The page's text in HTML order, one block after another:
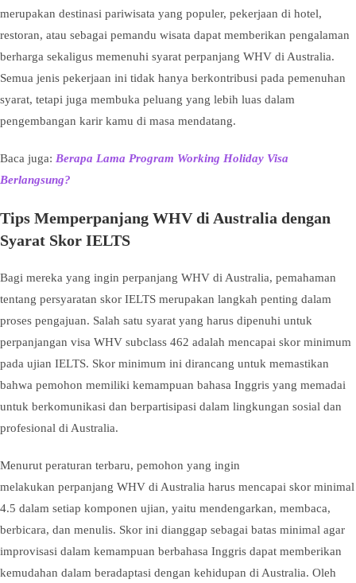
merupakan destinasi pariwisata yang populer, pekerjaan di hotel,
restoran, atau sebagai pemandu wisata dapat memberikan pengalaman
berharga sekaligus memenuhi syarat perpanjang WHV di Australia.
Semua jenis pekerjaan ini tidak hanya berkontribusi pada pemenuhan
syarat, tetapi juga membuka peluang yang lebih luas dalam
pengembangan karir kamu di masa mendatang.
Baca juga: Berapa Lama Program Working Holiday Visa
Berlangsung?
Tips Memperpanjang WHV di Australia dengan
Syarat Skor IELTS
Bagi mereka yang ingin perpanjang WHV di Australia, pemahaman
tentang persyaratan skor IELTS merupakan langkah penting dalam
proses pengajuan. Salah satu syarat yang harus dipenuhi untuk
perpanjangan visa WHV subclass 462 adalah mencapai skor minimum
pada ujian IELTS. Skor minimum ini dirancang untuk memastikan
bahwa pemohon memiliki kemampuan bahasa Inggris yang memadai
untuk berkomunikasi dan berpartisipasi dalam lingkungan sosial dan
profesional di Australia.
Menurut peraturan terbaru, pemohon yang ingin
melakukan perpanjang WHV di Australia harus mencapai skor minimal
4.5 dalam setiap komponen ujian, yaitu mendengarkan, membaca,
berbicara, dan menulis. Skor ini dianggap sebagai batas minimal agar
improvisasi dalam kemampuan berbahasa Inggris dapat memberikan
kemudahan dalam beradaptasi dengan kehidupan di Australia. Oleh